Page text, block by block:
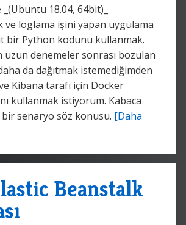
18.04, 64bit)_
ve loglama işini yapan uygulama
bir Python kodunu kullanmak.
denemeler sonrası bozulan
da dağıtmak istemediğimden
Kibana tarafı için Docker
kullanmak istiyorum. Kabaca
bir senaryo söz konusu. [Daha
Beanstalk